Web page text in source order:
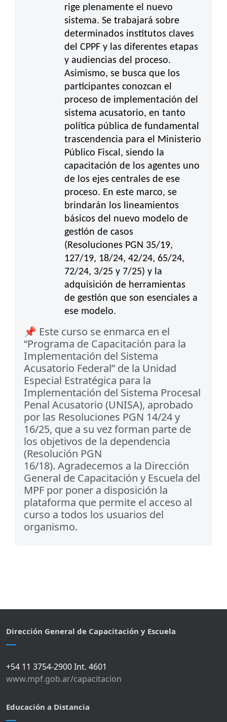
rige plenamente el nuevo
sistema. Se trabajará sobre
determinados institutos claves
del CPPF y las diferentes etapas
y audiencias del proceso.
Asimismo, se busca que los
participantes conozcan el
proceso de implementación del
sistema acusatorio, en tanto
política pública de fundamental
trascendencia para el Ministerio
Público Fiscal, siendo la
capacitación de los agentes uno
de los ejes centrales de ese
proceso. En este marco, se
brindarán los lineamientos
básicos del nuevo modelo de
gestión de casos
(Resoluciones PGN 35/19,
127/19, 18/24, 42/24, 65/24,
72/24, 3/25 y 7/25) y la
adquisición de herramientas
de gestión que son esenciales a
ese modelo.
📌 Este curso se enmarca en el
“Programa de Capacitación para la
Implementación del Sistema
Acusatorio Federal” de la Unidad
Especial Estratégica para la
Implementación del Sistema Procesal
Penal Acusatorio (UNISA), aprobado
por las Resoluciones PGN 14/24 y
16/25, que a su vez forman parte de
los objetivos de la dependencia
(Resolución PGN
16/18). Agradecemos a la Dirección
General de Capacitación y Escuela del
MPF por poner a disposición la
plataforma que permite el acceso al
curso a todos los usuarios del
organismo.
Dirección General de Capacitación y Escuela
+54 11 3754-2900 Int. 4601
www.mpf.gob.ar/capacitacion
Educación a Distancia